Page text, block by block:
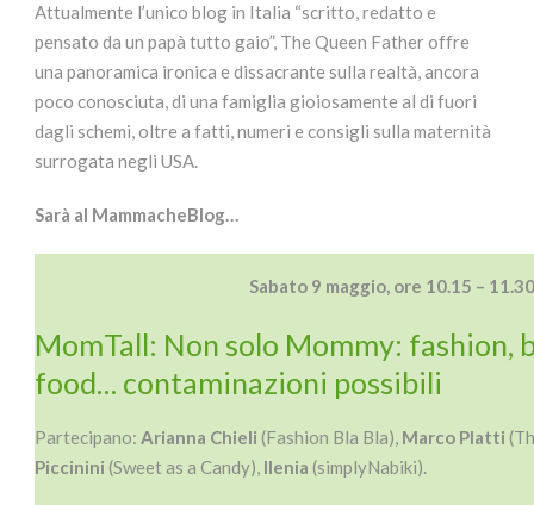
Attualmente l’unico blog in Italia “scritto, redatto e
pensato da un papà tutto gaio”, The Queen Father offre
una panoramica ironica e dissacrante sulla realtà, ancora
poco conosciuta, di una famiglia gioiosamente al di fuori
dagli schemi, oltre a fatti, numeri e consigli sulla maternità
surrogata negli USA.
Sarà al MammacheBlog…
Sabato 9 maggio, ore 10.15 – 11.30
MomTall: Non solo Mommy: fashion,
food… contaminazioni possibili
Partecipano: Arianna Chieli (Fashion Bla Bla), Marco Platti
Piccinini (Sweet as a Candy), Ilenia (simplyNabiki).